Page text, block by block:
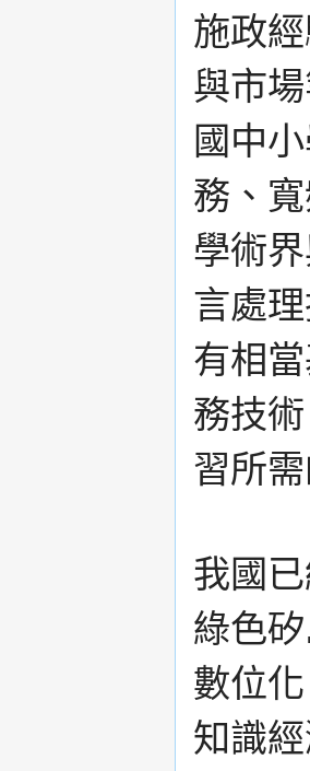
施政
與市
國中
務、
學術
言處
有相
務技
習所
我國
綠色
數位
知識